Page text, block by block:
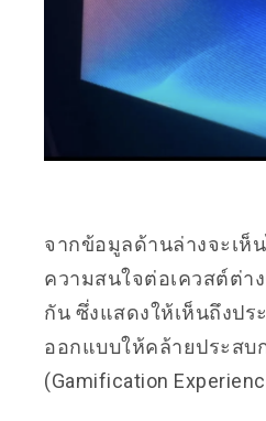
จากข้อมูลด้านล่างจะเห็
ความสนใจต่อเควสต์ต่า
กัน ซึ่งแสดงให้เห็นถึงปร
ออกแบบให้คล้ายประสบ
(Gamification